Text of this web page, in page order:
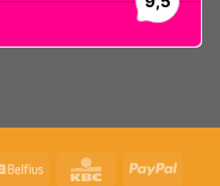
Belfius KBC